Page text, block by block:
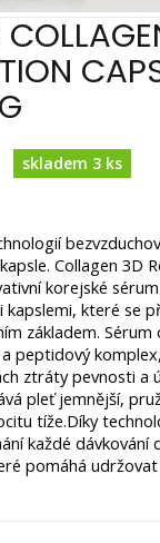
skladem 3 ks
Collagen 3D
korejské
které se
základem. Sérum
peptidový
ztráty pevnosti a
pleť jemnější,
tíže.Díky
každé dávkování
pomáhá